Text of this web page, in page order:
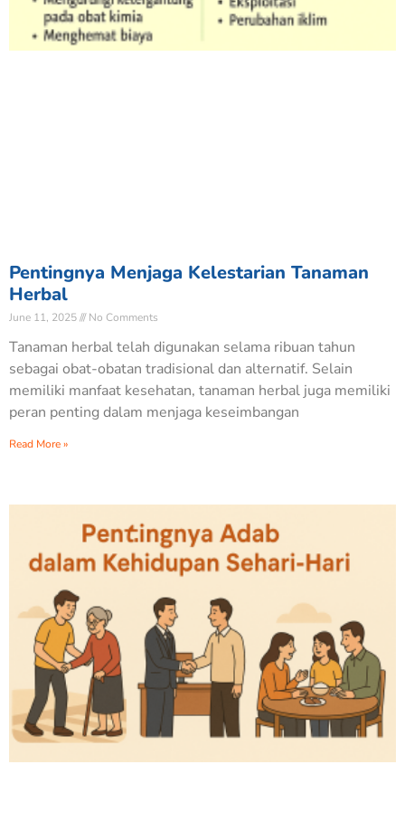
Pentingnya Menjaga Kelestarian Tanaman
Herbal
June 11, 2025 No Comments
Tanaman herbal telah digunakan selama ribuan tahun
sebagai obat-obatan tradisional dan alternatif. Selain
memiliki manfaat kesehatan, tanaman herbal juga memiliki
peran penting dalam menjaga keseimbangan
Read More »